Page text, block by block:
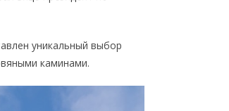
уникальный выбор
каминами.